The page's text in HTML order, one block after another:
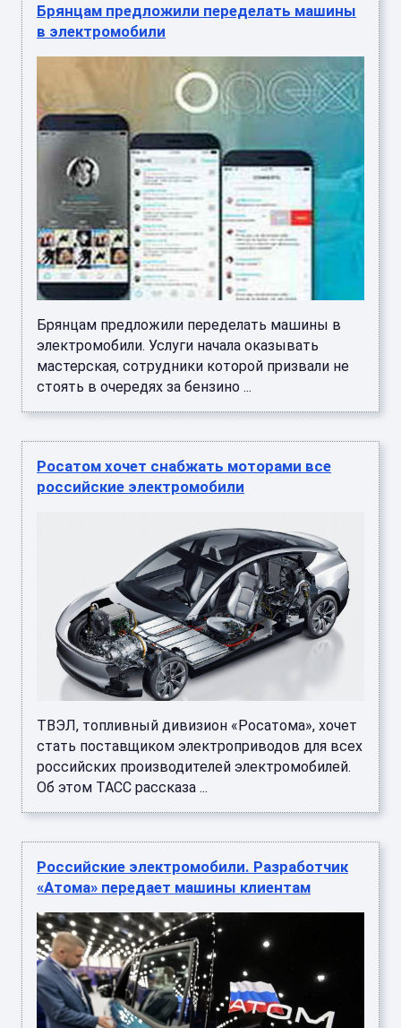
Брянцам предложили переделать машины
в электромобили
Брянцам предложили переделать машины в
электромобили. Услуги начала оказывать
мастерская, сотрудники которой призвали не
стоять в очередях за бензино ...
Росатом хочет снабжать моторами все
российские электромобили
ТВЭЛ, топливный дивизион «Росатома», хочет
стать поставщиком электроприводов для всех
российских производителей электромобилей.
Об этом ТАСС рассказа ...
Российские электромобили. Разработчик
«Атома» передает машины клиентам